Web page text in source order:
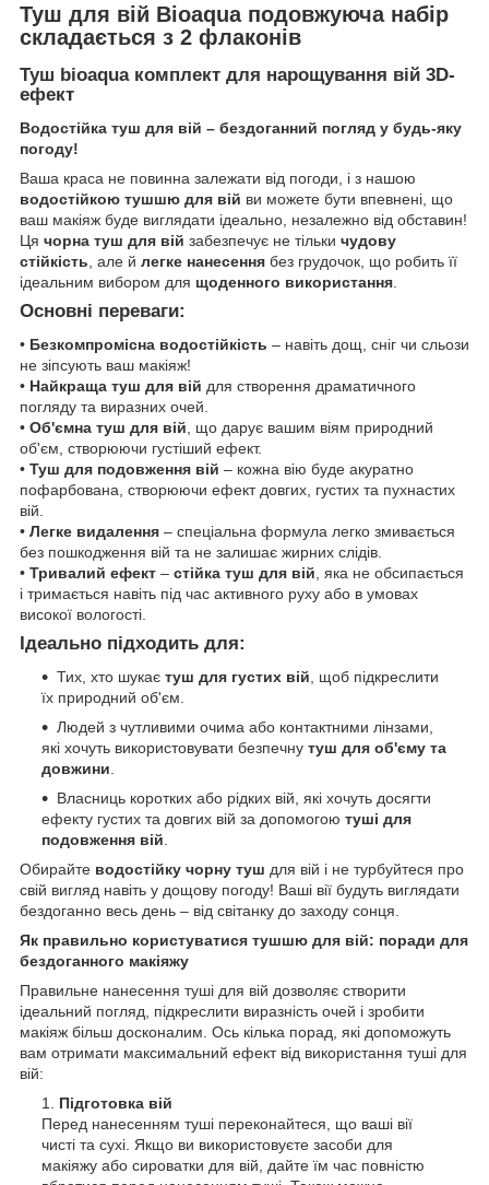
Туш для вій Bioaqua подовжуюча набір
складається з 2 флаконів
Туш bioaqua комплект для нарощування вій 3D-
ефект
Водостійка туш для вій – бездоганний погляд у будь-яку
погоду!
Ваша краса не повинна залежати від погоди, і з нашою
водостійкою тушшю для вій ви можете бути впевнені, що
ваш макіяж буде виглядати ідеально, незалежно від обставин!
Ця чорна туш для вій забезпечує не тільки чудову
стійкість, але й легке нанесення без грудочок, що робить її
ідеальним вибором для щоденного використання.
Основні переваги:
• Безкомпромісна водостійкість – навіть дощ, сніг чи сльози
не зіпсують ваш макіяж!
• Найкраща туш для вій для створення драматичного
погляду та виразних очей.
• Об'ємна туш для вій , що дарує вашим віям природний
об'єм, створюючи густіший ефект.
• Туш для подовження вій – кожна вію буде акуратно
пофарбована, створюючи ефект довгих, густих та пухнастих
вій.
• Легке видалення – спеціальна формула легко змивається
без пошкодження вій та не залишає жирних слідів.
• Тривалий ефект – стійка туш для вій , яка не обсипається
і тримається навіть під час активного руху або в умовах
високої вологості.
Ідеально підходить для:
Тих, хто шукає туш для густих вій , щоб підкреслити
їх природний об'єм.
Людей з чутливими очима або контактними лінзами,
які хочуть використовувати безпечну туш для об'єму та
довжини
Власниць коротких або рідких вій, які хочуть досягти
ефекту густих та довгих вій за допомогою туші для
подовження вій
Обирайте водостійку чорну туш для вій і не турбуйтеся про
свій вигляд навіть у дощову погоду! Ваші вії будуть виглядати
бездоганно весь день – від світанку до заходу сонця.
Як правильно користуватися тушшю для вій: поради для
бездоганного макіяжу
Правильне нанесення туші для вій дозволяє створити
ідеальний погляд, підкреслити виразність очей і зробити
макіяж більш досконалим. Ось кілька порад, які допоможуть
вам отримати максимальний ефект від використання туші для
вій:
Підготовка вій
Перед нанесенням туші переконайтеся, що ваші вії
чисті та сухі. Якщо ви використовуєте засоби для
макіяжу або сироватки для вій, дайте їм час повністю